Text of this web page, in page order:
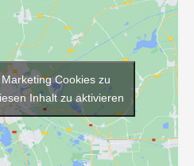
Cookies zu
Inhalt zu aktivieren